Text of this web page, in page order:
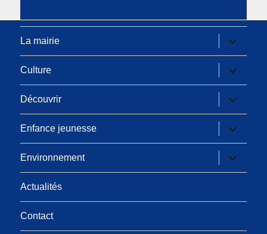
La mairie
Culture
Découvrir
Enfance jeunesse
Environnement
Actualités
Contact